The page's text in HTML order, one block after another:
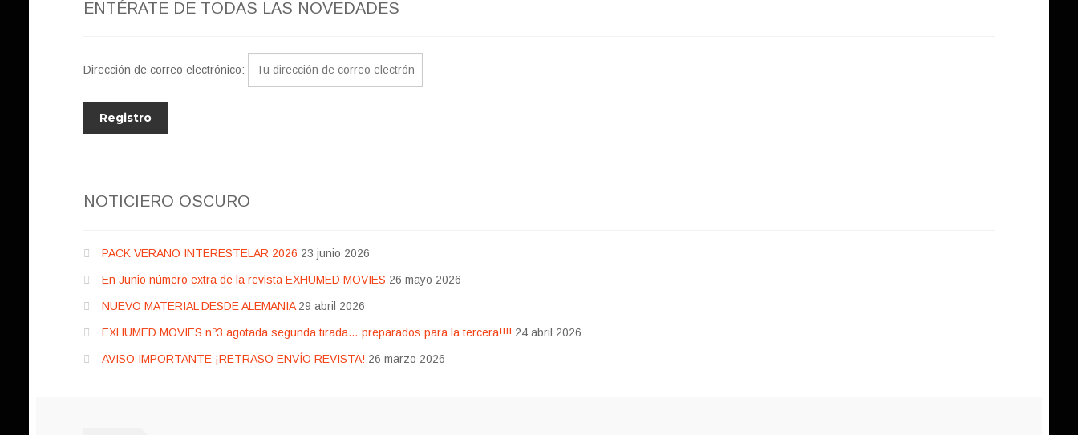
ENTÉRATE DE TODAS LAS NOVEDADES
Dirección de correo electrónico:
NOTICIERO OSCURO
PACK VERANO INTERESTELAR 2026 23 junio 2026
En Junio número extra de la revista EXHUMED MOVIES 26 mayo 2026
NUEVO MATERIAL DESDE ALEMANIA 29 abril 2026
EXHUMED MOVIES nº3 agotada segunda tirada… preparados para la tercera!!!! 24 abril 2026
AVISO IMPORTANTE ¡RETRASO ENVÍO REVISTA! 26 marzo 2026